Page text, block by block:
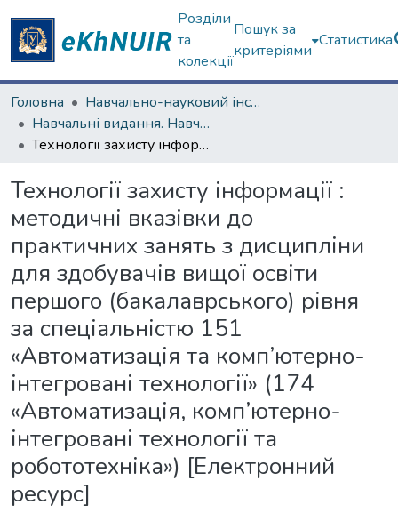
Розділи
та
колекції
Пошук за
критеріями
Статистика
Головна
Навчально-науковий інститут комп'ютерних наук та штучного інтелекту
Навчальні видання. Навчально-науковий інститут комп'ютерних наук та штучного інтелекту
Технології захисту інформації : методичні вказівки до практичних занять з дисципліни для здобувачів вищої освіти першого (бакалаврського) рівня за спеціальністю 151 «Автоматизація та комп’ютерно-інтегровані технології» (174 «Автоматизація, комп’ютерно-інтегровані технології та робототехніка») [Електронний ресурс]
Технології захисту інформації :
методичні вказівки до
практичних занять з дисципліни
для здобувачів вищої освіти
першого (бакалаврського) рівня
за спеціальністю 151
«Автоматизація та комп’ютерно-
інтегровані технології» (174
«Автоматизація, комп’ютерно-
інтегровані технології та
робототехніка») [Електронний
ресурс]